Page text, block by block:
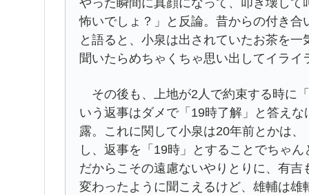
やった瞬間に真顔になって、叩き壊し
怖いでしょ？」と反論。昔からの付き
と語ると、小泉は出されていたお茶を
聞いたらめちゃくちゃ思い出してイラ
その後も、上地が2人で約束する時に
いう返事はダメで「19時了解」と答え
露。これに関して小泉は20年前とかは
し、返事を「19時」とすることでちゃ
だからこその遠慮ないやりとりに、有
変わったように聞こえるけど、雄輔は雄